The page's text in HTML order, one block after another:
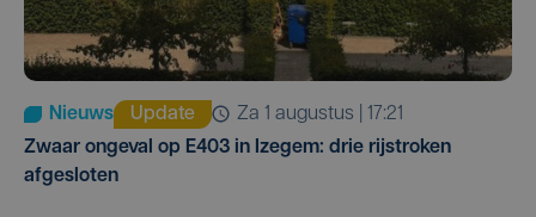
Nieuws Update
za 1 augustus | 17:21
Zwaar ongeval op E403 in Izegem: drie rijstroken
afgesloten